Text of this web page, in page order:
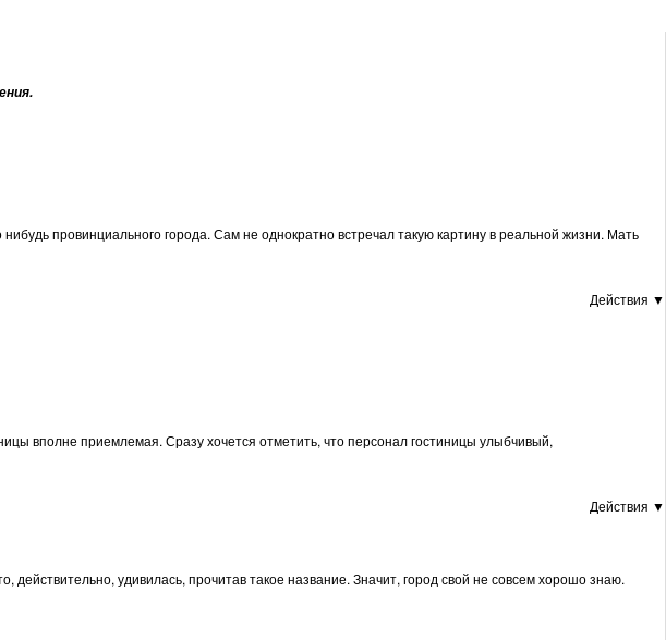
провинциального города. Сам не однократно встречал такую картину в реальной жизни. Мать
Действия ▼
вполне приемлемая. Сразу хочется отметить, что персонал гостиницы улыбчивый,
Действия ▼
удивилась, прочитав такое название. Значит, город свой не совсем хорошо знаю.